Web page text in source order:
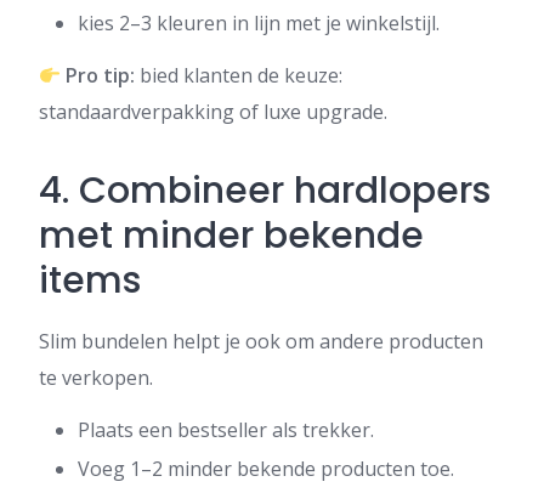
kies 2–3 kleuren in lijn met je winkelstijl.
Pro tip: bied klanten de keuze:
standaardverpakking of luxe upgrade.
4. Combineer hardlopers
met minder bekende
items
Slim bundelen helpt je ook om andere producten
te verkopen.
Plaats een bestseller als trekker.
Voeg 1–2 minder bekende producten toe.